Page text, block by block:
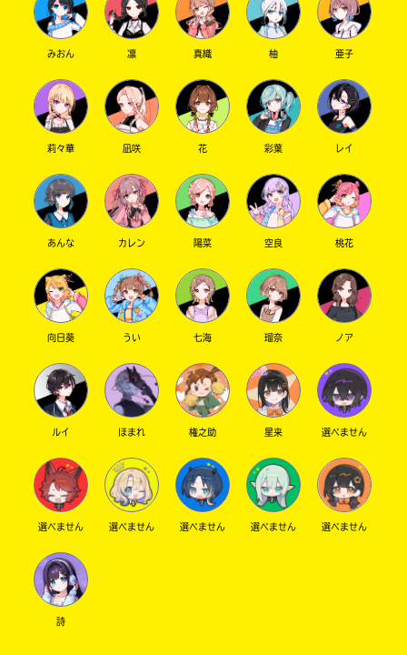
みおん 凛 真織 柚 亜子
莉々華 凪咲 花 彩葉 レイ
あんな カレン 陽菜 空良 桃花
向日葵 うい 七海 瑠奈 ノア
ルイ ほまれ 権之助 星来 選べません
選べません 選べません 選べません 選べません 選べません
詩